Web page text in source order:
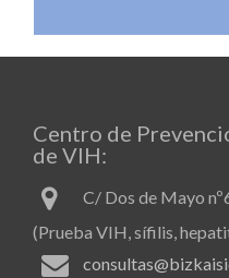
Centro de
de VIH:
C/ Dos de Mayo
(Prueba VIH, sífilis,